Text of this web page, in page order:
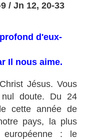
/ Jn 12, 20-33
d'eux-
Il nous aime.
Jésus. Vous
doute. Du 24
cette année de
pays, la plus
européenne : le